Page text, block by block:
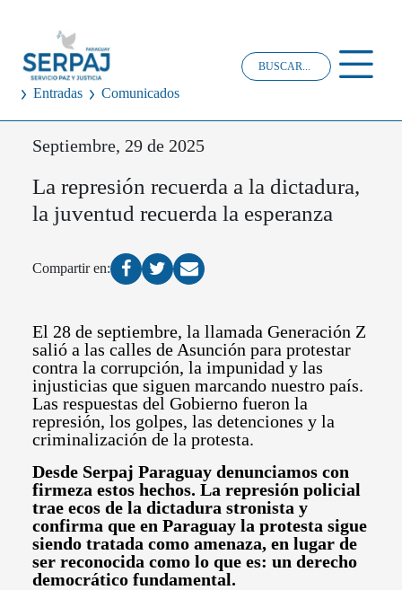
Entradas Comunicados
Septiembre, 29 de 2025
La represión recuerda a la dictadura,
la juventud recuerda la esperanza
Compartir en:
El 28 de septiembre, la llamada Generación Z
salió a las calles de Asunción para protestar
contra la corrupción, la impunidad y las
injusticias que siguen marcando nuestro país.
Las respuestas del Gobierno fueron la
represión, los golpes, las detenciones y la
criminalización de la protesta.
Desde Serpaj Paraguay denunciamos con
firmeza estos hechos. La represión policial
trae ecos de la dictadura stronista y
confirma que en Paraguay la protesta sigue
siendo tratada como amenaza, en lugar de
ser reconocida como lo que es: un derecho
democrático fundamental.